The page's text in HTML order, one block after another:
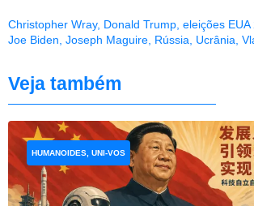
Christopher Wray, Donald Trump eleições EUA
Joe Biden Joseph Maguire Rússia Ucrânia
Veja também
HUMANOIDES, UNI-VOS